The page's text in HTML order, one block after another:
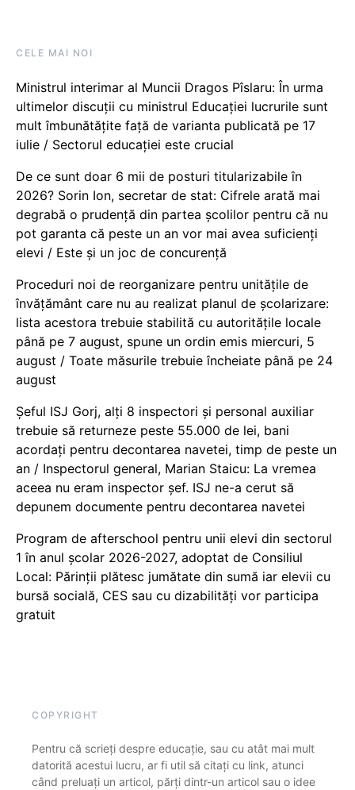
CELE MAI NOI
Ministrul interimar al Muncii Dragos Pîslaru: În urma
ultimelor discuții cu ministrul Educației lucrurile sunt
mult îmbunătățite față de varianta publicată pe 17
iulie / Sectorul educației este crucial
De ce sunt doar 6 mii de posturi titularizabile în
2026? Sorin Ion, secretar de stat: Cifrele arată mai
degrabă o prudență din partea școlilor pentru că nu
pot garanta că peste un an vor mai avea suficienți
elevi / Este și un joc de concurență
Proceduri noi de reorganizare pentru unitățile de
învățământ care nu au realizat planul de școlarizare:
lista acestora trebuie stabilită cu autoritățile locale
până pe 7 august, spune un ordin emis miercuri, 5
august / Toate măsurile trebuie încheiate până pe 24
august
Șeful ISJ Gorj, alți 8 inspectori și personal auxiliar
trebuie să returneze peste 55.000 de lei, bani
acordați pentru decontarea navetei, timp de peste un
an / Inspectorul general, Marian Staicu: La vremea
aceea nu eram inspector șef. ISJ ne-a cerut să
depunem documente pentru decontarea navetei
Program de afterschool pentru unii elevi din sectorul
1 în anul școlar 2026-2027, adoptat de Consiliul
Local: Părinții plătesc jumătate din sumă iar elevii cu
bursă socială, CES sau cu dizabilităţi vor participa
gratuit
COPYRIGHT
Pentru că scrieți despre educație, sau cu atât mai mult
datorită acestui lucru, ar fi util să citați cu link, atunci
când preluați un articol, părți dintr-un articol sau o idee